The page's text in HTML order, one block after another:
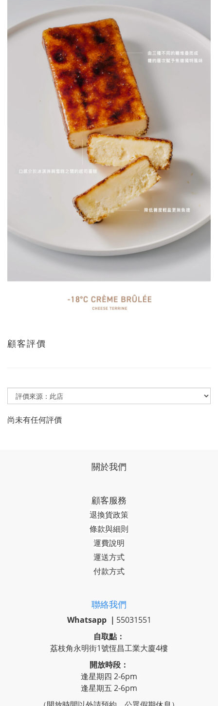
顧客評價
尚未有任何評價
關於我們
顧客服務
退換貨政策
條款與細則
運費說明
運送方式
付款方式
聯絡我們
Whatsapp ｜ 55031551
自取點：
荔枝角永明街1號恆昌工業大廈4樓
開放時段：
逢星期四 2-6pm
逢星期五 2-6pm